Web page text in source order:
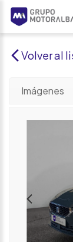
Volver al
Imágenes